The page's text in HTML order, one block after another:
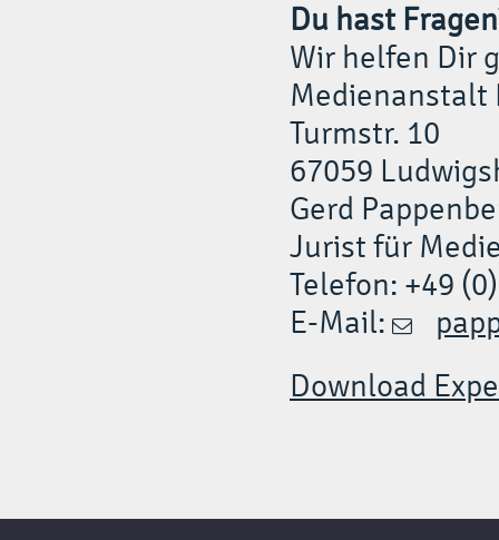
Du hast
Wir helfen Dir
Medienanstalt
Turmstr. 10
67059
Gerd
Jurist für
Telefon: +49
E-Mail:
Download